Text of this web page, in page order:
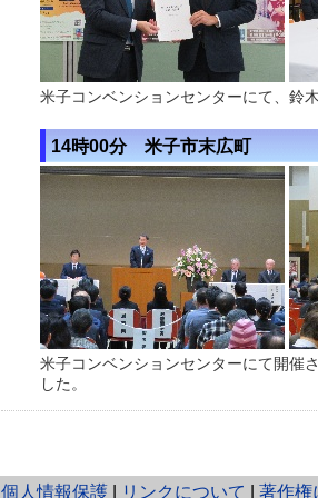
米子コンベンションセンターにて、鈴
14時00分 米子市末広町
米子コンベンションセンターにて開催
した。
個人情報保護 と
リンクについて 著作権